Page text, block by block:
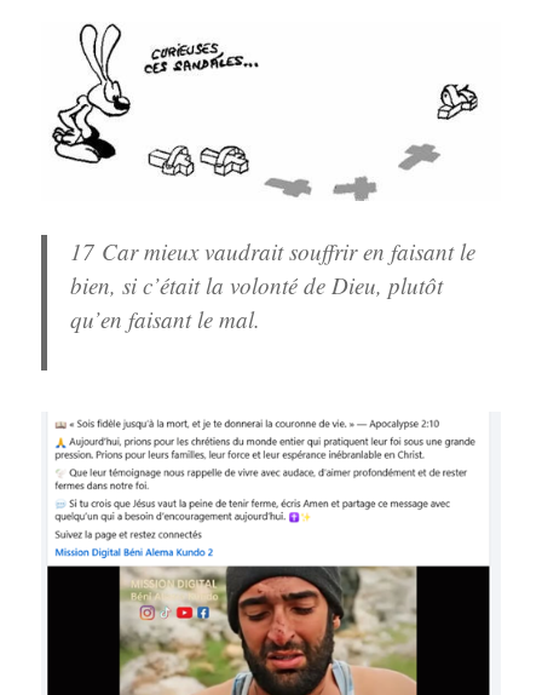
17 Car mieux vaudrait souffrir en faisant le
bien, si c’était la volonté de Dieu, plutôt
qu’en faisant le mal.